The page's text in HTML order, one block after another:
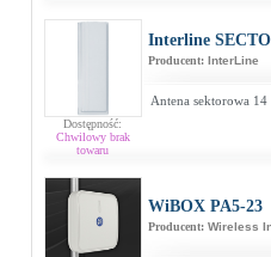
Dostępność:
Chwilowy brak
towaru
Interline
Producent: InterLine
Antena sektorowa
WiBOX PA5-23
Producent: Wireless